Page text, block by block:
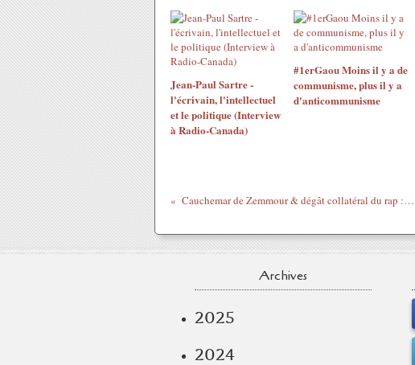
Jean-Paul Sartre -
l'écrivain, l'intellectuel
et le politique (Interview
à Radio-Canada)
#1erGaou Moins il y a de
communisme, plus il y a
d'anticommunisme
Cauchemar de Zemmour & dégât collatéral du rap : "La bicrave est dans ma tête"
Archives
2025
2024